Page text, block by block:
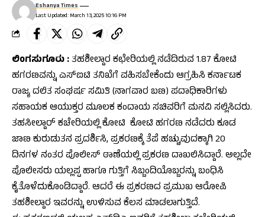
Last Updated: March 13, 2025 10:16 PM
Eshanya Times
ಲಿಂಗಸುಗೂರು :ತಹಶೀಲ್ದಾರ ಕಛೇರಿಯಲ್ಲಿ ನಡೆದಿರುವ 1.87 ಕೋಟಿ
ಹಗರಣವನ್ನು ಎಸ್‌ಐಟಿ ತನಿಖೆಗೆ ವಹಿಸಬೇಕೆಂದು ಆಗ್ರಹಿಸಿ ಕರ್ನಾಟಕ
ರಾಜ್ಯ ದಲಿತ ಸಂಘರ್ಷ ಸಮಿತಿ (ನಾಗವಾರ ಬಣ) ಪದಾಧಿಕಾರಿಗಳು
ಸಹಾಯಕ ಆಯುಕ್ತರ ಮೂಲಕ ಕಂದಾಯ ಸಚಿವರಿಗೆ ಮನವಿ ಸಲ್ಲಿಸಿದರು.
ತಹಸೀಲ್ದಾರ್ ಕಚೇರಿಯಲ್ಲಿ ಕೋಟಿ ಕೋಟಿ ಹಗರಣ ನಡೆದರು ಕೂಡ
ಜಾಣ ಕುರುಡುತನ ಪ್ರದರ್ಶಿಸಿ, ಪ್ರಕರಣಕ್ಕೆ ತೆಪೆ ಹಚ್ಚುವುದಕ್ಕಾಗಿ 20
ದಿನಗಳ ನಂತರ ಪೊಲೀಸ್ ಠಾಣೆಯಲ್ಲಿ ಪ್ರಕರಣ ದಾಖಲಿಸಿದ್ದಾರೆ. ಅಲ್ಲದೇ
ಪೊಲೀಸರು ಯಲ್ಲಪ್ಪ ಹಾಗೂ ಗುತ್ತಿಗೆ ಸಿಬ್ಬಂದಿಯೊಬ್ಬರನ್ನು ಬಂಧಿಸಿ
ಕೈತೊಳೆದುಕೊಂಡಿದ್ದಾರೆ. ಆದರೆ ಈ ಪ್ರಕರಣದ ಪ್ರಮುಖ ಆರೋಪಿ
ತಹಶೀಲ್ದಾರ ಇವರನ್ನು ಉಳಿಸುವ ಕೆಲಸ ಮಾಡಲಾಗುತ್ತಿದೆ.